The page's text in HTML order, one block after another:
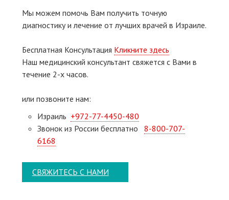
Мы можем помочь Вам получить точную
диагностику и лечение от лучших врачей в Израиле.
Бесплатная Консультация Кликните здесь
Наш медицинский консультант свяжeтся с Вами в
течение 2-х часов.
или позвоните нам:
Израиль +972-77-4450-480
Звонок из России бесплатно 8-800-707-
6168
СВЯЖИТЕСЬ С НАМИ